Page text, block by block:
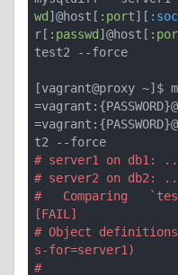
wd ]@host[ :port][
r[ :passwd ]@host[
test2 --force
[vagrant@proxy
# server1 on db1:
# server2 on db2:
# Comparing
[FAIL]
# Object
s-for=server1)
#